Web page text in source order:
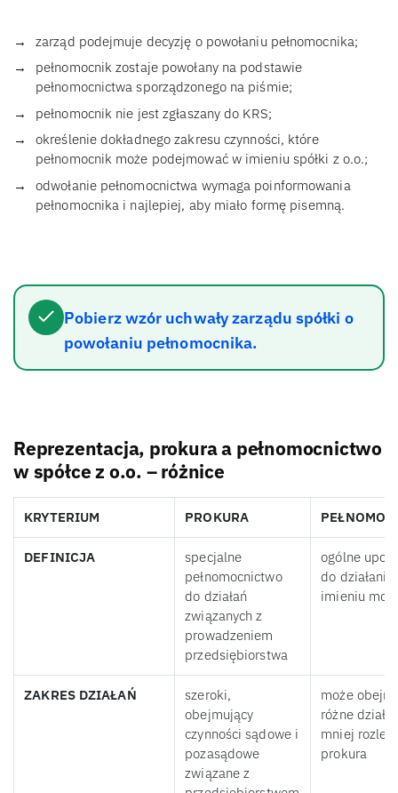
zarząd podejmuje decyzję o powołaniu pełnomocnika;
pełnomocnik zostaje powołany na podstawie
pełnomocnictwa sporządzonego na piśmie;
pełnomocnik nie jest zgłaszany do KRS;
określenie dokładnego zakresu czynności, które
pełnomocnik może podejmować w imieniu spółki z o.o.;
odwołanie pełnomocnictwa wymaga poinformowania
pełnomocnika i najlepiej, aby miało formę pisemną.
Pobierz wzór uchwały zarządu spółki o
powołaniu pełnomocnika.
Reprezentacja, prokura a pełnomocnictwo
w spółce z o.o. – różnice
KRYTERIUM PROKURA
DEFINICJA
specjalne
pełnomocnictwo
do działań
związanych z
prowadzeniem
przedsiębiorstwa
ogólne
do działania
imieniu
ZAKRES DZIAŁAŃ
szeroki,
obejmujący
czynności sądowe i
pozasądowe
związane z
może
różne
mniej
prokura